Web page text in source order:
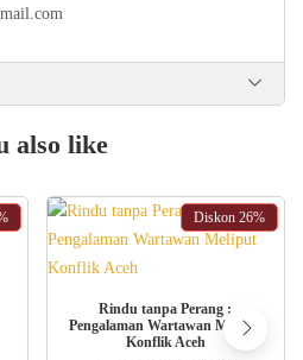
also like
Diskon 26%
Rindu tanpa Perang :
Pengalaman Wartawan Meliput
Konflik Aceh